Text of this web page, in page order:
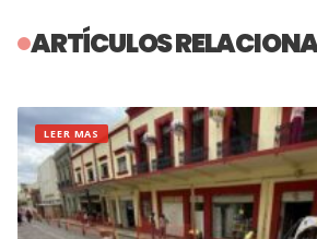
ARTÍCULOS
LEER MAS